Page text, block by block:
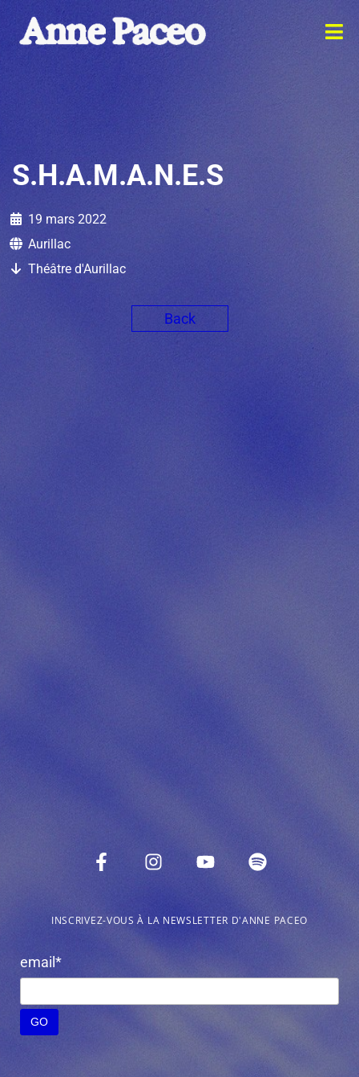
S.H.A.M.A.N.E.S
19 mars 2022
Aurillac
Théâtre d'Aurillac
Back
INSCRIVEZ-VOUS À LA NEWSLETTER D'ANNE PACEO
email*